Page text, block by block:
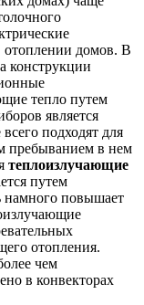
отоплении домов. В
конструкции
тепло путем
является
подходят для
пребыванием в нем
теплоизлучающие
путем
намного повышает
отопления.
чем
в конвекторах